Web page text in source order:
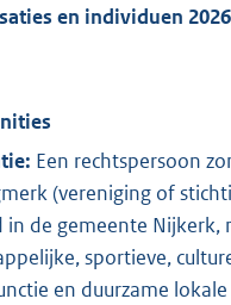
en individuen
Een rechtspersoon
(vereniging of
in de gemeente Nijkerk,
sportieve,
en duurzame